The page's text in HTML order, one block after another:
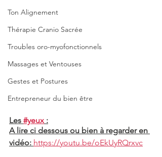
Ton Alignement
Thérapie Cranio Sacrée
Troubles oro-myofonctionnels
Massages et Ventouses
Gestes et Postures
Entrepreneur du bien être
Les #yeux :
A lire ci dessous ou bien à regarder en
vidéo: https://youtu.be/oEkUyRQrxvc